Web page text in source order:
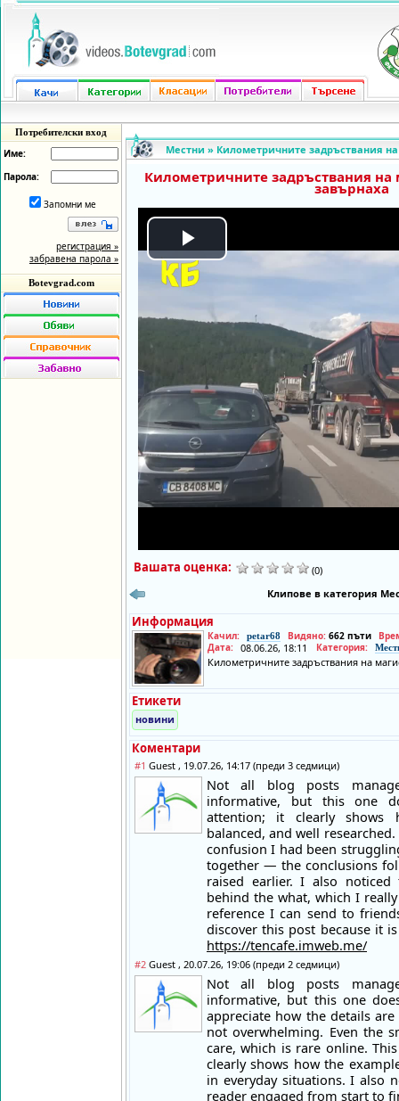
Потребителски вход
Име:
Парола:
Запомни ме
регистрация »
забравена парола »
Botevgrad.com
Местни » Километричните задръствания
Километричните задръствания на
завърнаха
Play
Вашата оценка:
(0)
Клипове в категория
Информация
Качил: petar68 Видяно: 662 пъти
Дата: 08.06.26, 18:11 Категория:
Километричните задръствания на
Етикети
новини
Коментари
#1 Guest , 19.07.26, 14:17 (преди 3 седмици)
Not all blog posts
informative, but this one
attention; it clearly shows
balanced, and well
confusion I had been
together — the conclusions
raised earlier. I also
behind the what, which I
reference I can send to
discover this post because it
https://tencafe.imweb.me/
#2 Guest , 20.07.26, 19:06 (преди 2 седмици)
Not all blog posts
informative, but this one
appreciate how the details
not overwhelming. Even the
care, which is rare online.
clearly shows how the
in everyday situations. I also
reader engaged from start to